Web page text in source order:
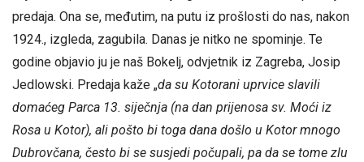
predaja. Ona se, međutim, na putu iz prošlosti do nas, nakon
1924., izgleda, zagubila. Danas je nitko ne spominje. Te
godine objavio ju je naš Bokelj, odvjetnik iz Zagreba, Josip
Jedlowski. Predaja kaže „da su Kotorani uprvice slavili
domaćeg Parca 13. siječnja (na dan prijenosa sv. Moći iz
Rosa u Kotor), ali pošto bi toga dana došlo u Kotor mnogo
Dubrovčana, često bi se susjedi počupali, pa da se tome zlu